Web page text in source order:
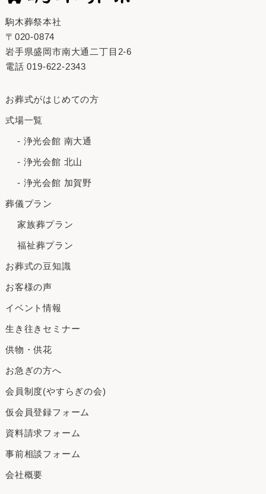
駒木葬祭本社
〒020-0874
岩手県盛岡市南大通二丁目2-6
電話019-622-2343
お葬式がはじめての⽅
式場一覧
- 浄光会館 南大通
- 浄光会館 北山
- 浄光会館 加賀野
葬儀プラン
家族葬プラン
福祉葬プラン
お葬式の豆知識
お客様の声
イベント情報
生き往きセミナー
供物・供花
お急ぎの方へ
会員制度(やすらぎの会)
仮会員登録フォーム
資料請求フォーム
事前相談フォーム
会社概要